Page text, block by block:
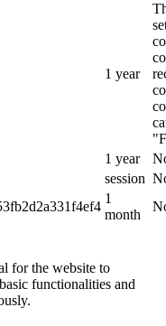
1 year
1 year
session
1
month
for the website to
functionalities and